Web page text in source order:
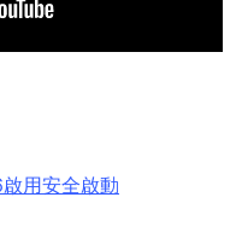
用安全啟動